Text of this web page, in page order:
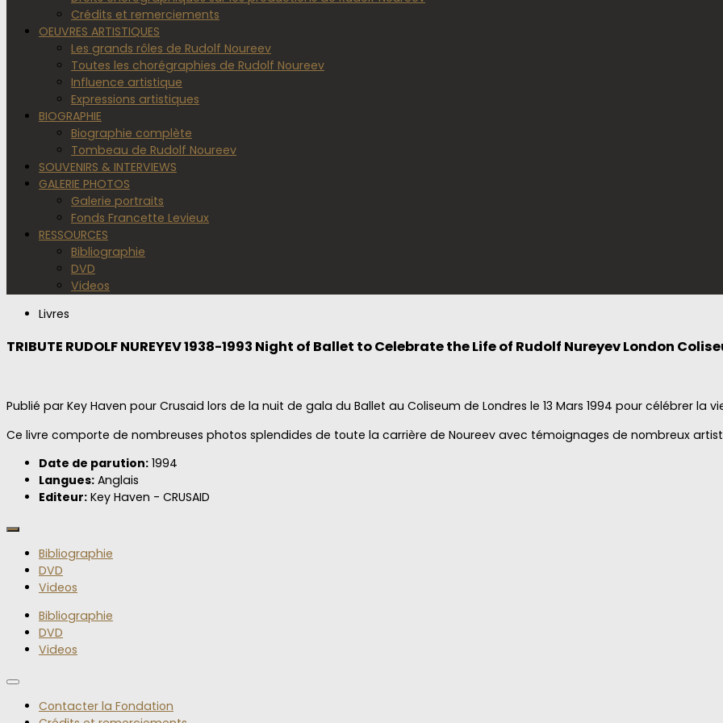
Crédits et remerciements
OEUVRES ARTISTIQUES
Les grands rôles de Rudolf Noureev
Toutes les chorégraphies de Rudolf Noureev
Influence artistique
Expressions artistiques
BIOGRAPHIE
Biographie complète
Tombeau de Rudolf Noureev
SOUVENIRS & INTERVIEWS
GALERIE PHOTOS
Galerie portraits
Fonds Francette Levieux
RESSOURCES
Bibliographie
DVD
Videos
Livres
TRIBUTE RUDOLF NUREYEV 1938-1993 Night of Ballet to Celebrate the Life of Rudolf Nureyev London
Publié par Key Haven pour Crusaid lors de la nuit de gala du Ballet au Coliseum de Londres le 13 Mars 1994 pour célébrer la
Ce livre comporte de nombreuses photos splendides de toute la carrière de Noureev avec témoignages de nombreux
Date de parution: 1994
Langues: Anglais
Editeur: Key Haven - CRUSAID
Bibliographie
DVD
Videos
Bibliographie
DVD
Videos
Contacter la Fondation